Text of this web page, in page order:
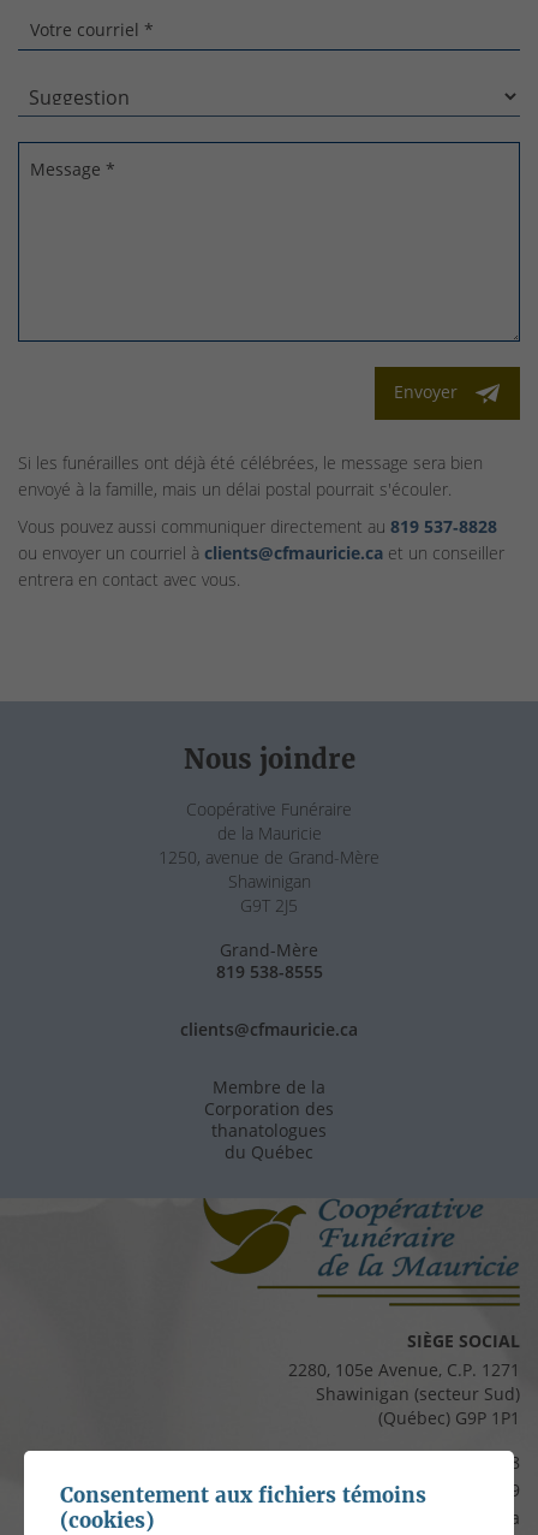
Votre courriel *
Message *
Envoyer
Si les funérailles ont déjà été célébrées, le message sera bien
envoyé à la famille, mais un délai postal pourrait s'écouler.
Vous pouvez aussi communiquer directement au 819 537‑8828
ou envoyer un courriel à clients@cfmauricie.ca et un conseiller
entrera en contact avec vous.
Nous joindre
Coopérative Funéraire
de la Mauricie
1250, avenue de Grand-Mère
Shawinigan
G9T 2J5
Grand-Mère
819 538-8555
clients@cfmauricie.ca
Membre de la
Corporation des
thanatologues
du Québec
SIÈGE SOCIAL
2280, 105e Avenue, C.P. 1271
Shawinigan (secteur Sud)
(Québec) G9P 1P1
819 537-8828
Télécopieur :819 537-8829
clients@cfmauricie.ca
Consentement aux fichiers témoins
(cookies)